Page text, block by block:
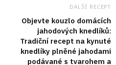
DALŠÍ RECEPT
Objevte kouzlo domácích
jahodových knedlíků:
Tradiční recept na kynuté
knedlíky plněné jahodami
podávané s tvarohem a